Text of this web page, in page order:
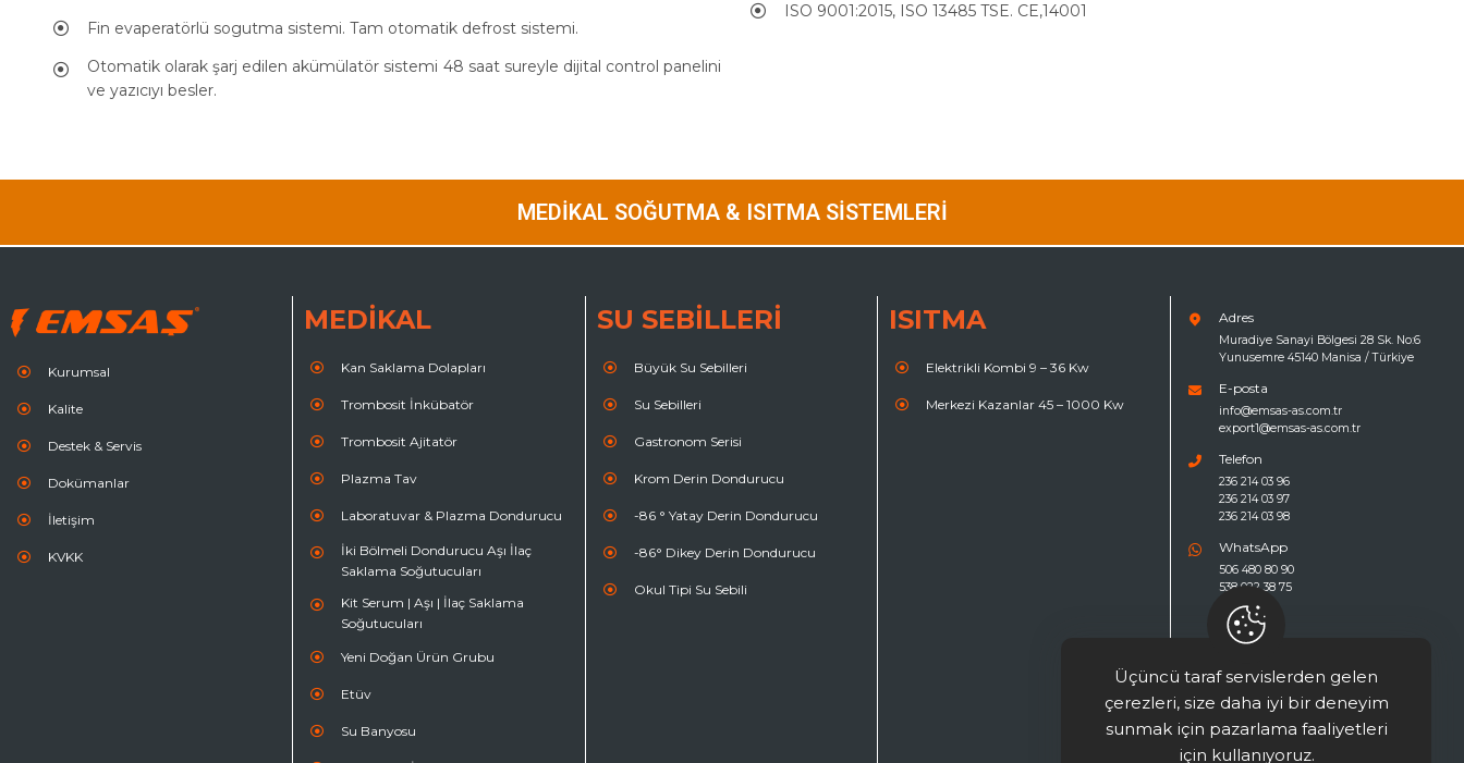
Fin evaperatörlü sogutma sistemi. Tam otomatik defrost sistemi.
Otomatik olarak şarj edilen akümülatör sistemi 48 saat sureyle dijital control panelini
ve yazıcıyı besler.
ISO 9001:2015, ISO 13485 TSE. CE,14001
MEDIKAL SOĞUTMA & ISITMA SISTEMLERI
Kurumsal
Kalite
Destek & Servis
Dokümanlar
İletişim
KVKK
MEDİKAL
Kan Saklama Dolapları
Trombosit İnkübatör
Trombosit Ajitatör
Plazma Tav
Laboratuvar & Plazma Dondurucu
İki Bölmeli Dondurucu Aşı İlaç
Saklama Soğutucuları
Kit Serum | Aşı | İlaç Saklama
Soğutucuları
Yeni Doğan Ürün Grubu
Etüv
Su Banyosu
SU SEBİLLERİ
Büyük Su Sebilleri
Su Sebilleri
Gastronom Serisi
Krom Derin Dondurucu
-86 ° Yatay Derin Dondurucu
-86° Dikey Derin Dondurucu
Okul Tipi Su Sebili
ISITMA
Elektrikli Kombi 9 – 36 Kw
Merkezi Kazanlar 45 – 1000 Kw
Adres
Muradiye Sanayi Bölgesi 28 Sk. No:6
Yunusemre 45140 Manisa / Türkiye
E-posta
info@emsas-as.com.tr
export1@emsas-as.com.tr
Telefon
236 214 03 96
236 214 03 97
236 214 03 98
WhatsApp
506 480 80 90
538 022 38 75
Üçüncü taraf servislerden gelen
çerezleri, size daha iyi bir deneyim
sunmak için pazarlama faaliyetleri
için kullanıyoruz.